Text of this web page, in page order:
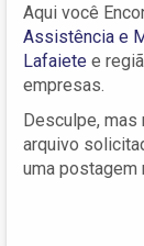
Aqui você
Assistência e
Lafaiete e
empresas.
Desculpe, mas
arquivo
uma postagem